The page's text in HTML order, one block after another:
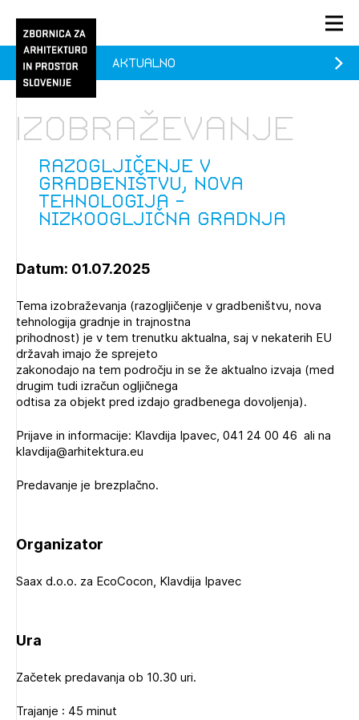
PRIJAVA
Članstvo
Praksa
O ZAPS
1/1
Pozdravljeni
Prijavite se s svojim ZAPS uporabniškim imenom in geslom.
PRIJAVITE SE
REGISTRIRAJTE SE
Razogljičenje v
gradbeništvu, nova
tehnologija -
nizkoogljična gradnja
Izobraževanje
Aktualno
Datum: 01.07.2025
Tema izobraževanja (razogljičenje v gradbeništvu, nova
tehnologija gradnje in trajnostna
prihodnost) je v tem trenutku aktualna, saj v nekaterih EU
državah imajo že sprejeto
zakonodajo na tem področju in se že aktualno izvaja (med
drugim tudi izračun ogljičnega
odtisa za objekt pred izdajo gradbenega dovoljenja).
Prijave in informacije: Klavdija Ipavec, 041 24 00 46 ali na
klavdija@arhitektura.eu
Predavanje je brezplačno.
Organizator
Saax d.o.o. za EcoCocon, Klavdija Ipavec
Ura
Začetek predavanja ob 10.30 uri.
Trajanje : 45 minut
1/1
prijava
Razogljičenje v gradbeništvu, nova tehnologija -
1/2
Prijava na novičnik
Ostanite na tekočem z novicami in se naročite na
Mesečni novičnik
Novičnik izobraževanj
Novičnik natečajev
Tedenski novičnik javnih naročil